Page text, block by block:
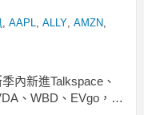
, AAPL, ALLY, AMZN,
內新進Talkspace、
、WBD、EVgo，同